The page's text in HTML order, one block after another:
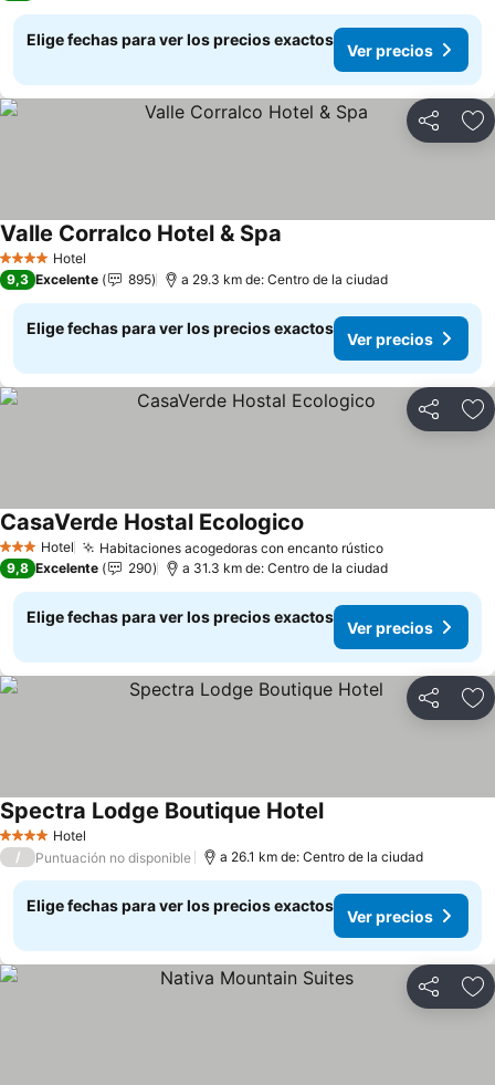
Elige fechas para ver los precios exactos
Ver precios
Compartir
4 EstrellasHotel
Valle Corralco Hotel & Spa
9,3 Excelente 895 a 29.3 km de: Centro de la ciudad
Elige fechas para ver los precios exactos
Ver precios
Compartir
3 Estrellas
Hotel Habitaciones acogedoras con encanto rústicoVer precios
CasaVerde Hostal Ecologico
9,8 Excelente 290 a 31.3 km de: Centro de la ciudad
Elige fechas para ver los precios exactos
Ver precios
Compartir
4 EstrellasHotel
Spectra Lodge Boutique HotelVer precios
/ Puntuación no disponible a 26.1 km de: Centro de la ciudad
Elige fechas para ver los precios exactos
Ver precios
Compartir